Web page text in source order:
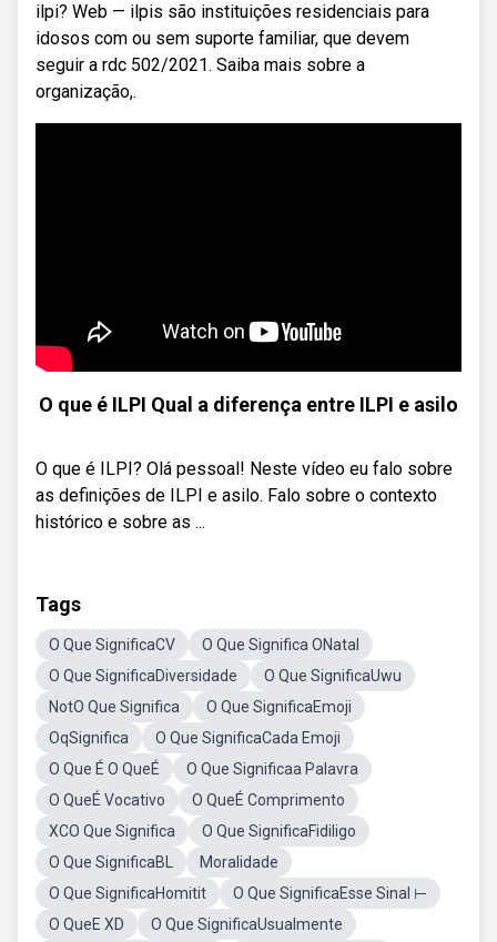
ilpi? Web — ilpis são instituições residenciais para
idosos com ou sem suporte familiar, que devem
seguir a rdc 502/2021. Saiba mais sobre a
organização,.
O que é ILPI Qual a diferença entre ILPI e asilo
O que é ILPI? Olá pessoal! Neste vídeo eu falo sobre
as definições de ILPI e asilo. Falo sobre o contexto
histórico e sobre as ...
Tags
O Que SignificaCV
O Que Significa ONatal
O Que SignificaDiversidade
O Que SignificaUwu
NotO Que Significa
O Que SignificaEmoji
OqSignifica
O Que SignificaCada Emoji
O Que É O QueÉ
O Que Significaa Palavra
O QueÉ Vocativo
O QueÉ Comprimento
XCO Que Significa
O Que SignificaFidiligo
O Que SignificaBL
Moralidade
O Que SignificaHomitit
O Que SignificaEsse Sinal ⊢
O QueE XD
O Que SignificaUsualmente